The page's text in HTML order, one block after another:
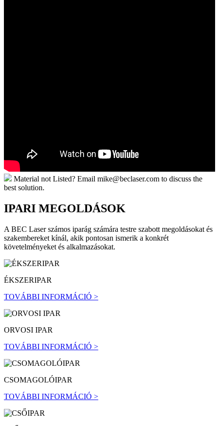
Material not Listed? Email mike@beclaser.com to discuss the
best solution.
IPARI MEGOLDÁSOK
A BEC Laser számos iparág számára testre szabott megoldásokat és
szakembereket kínál, akik pontosan ismerik a konkrét
követelményeket és alkalmazásokat.
ÉKSZERIPAR
TOVÁBBI INFORMÁCIÓ >
ORVOSI IPAR
TOVÁBBI INFORMÁCIÓ >
CSOMAGOLÓIPAR
TOVÁBBI INFORMÁCIÓ >